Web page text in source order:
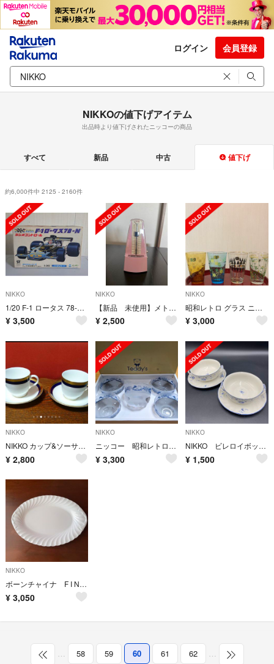
ログイン 会員登録
NIKKOの値下げアイテム
出品時より値下げされたニッコーの商品
すべて 新品 中古 値下げ
約6,000件中 2125 - 2160件
NIKKO
1/20 F-1 ロータス 78-N ラジコン 昭和レトロ
¥ 3,500
NIKKO
【新品 未使用】メトロノーム
¥ 2,500
NIKKO
昭和レトロ グラス ニッコー
¥ 3,000
NIKKO
NIKKO カップ&ソーサー 2客セット
¥ 2,800
NIKKO
ニッコー 昭和レトロ アイスクリームセット
¥ 3,300
NIKKO
NIKKO ビレロイボッホ スープカップ＆ソーサ 2客
¥ 1,500
NIKKO
ボーンチャイナ F I NE BONE CH I NAプレート
¥ 3,050
… 58 59 60 61 62 …